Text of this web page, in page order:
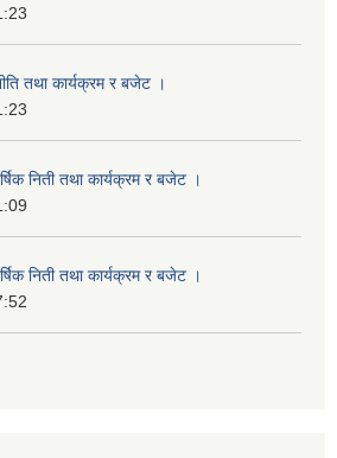
तथा कार्यक्रम र बजेट ।
निती तथा कार्यक्रम र बजेट ।
निती तथा कार्यक्रम र बजेट ।